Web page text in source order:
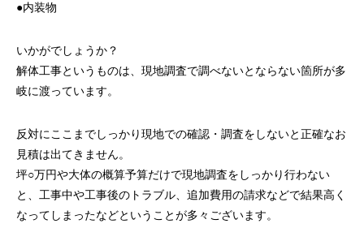
●内装物
いかがでしょうか？
解体工事というものは、現地調査で調べないとならない箇所が多
岐に渡っています。
反対にここまでしっかり現地での確認・調査をしないと正確なお
見積は出てきません。
坪○万円や大体の概算予算だけで現地調査をしっかり行わない
と、工事中や工事後のトラブル、追加費用の請求などで結果高く
なってしまったなどということが多々ございます。